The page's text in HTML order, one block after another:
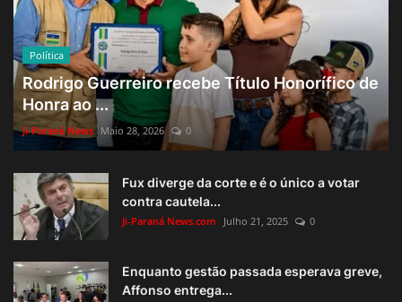
Política
Rodrigo Guerreiro recebe Título Honorífico de
Honra ao ...
Ji-Paraná News Maio 28, 2026 0
Fux diverge da corte e é o único a votar
contra cautela...
Ji-Paraná News.com Julho 21, 2025 0
Enquanto gestão passada esperava greve,
Affonso entrega...